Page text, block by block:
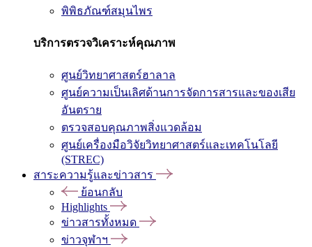
พิพิธภัณฑ์สมุนไพร
บริการตรวจวิเคราะห์คุณภาพ
ศูนย์วิทยาศาสตร์ฮาลาล
ศูนย์ความเป็นเลิศด้านการจัดการสารและของเสีย
อันตราย
ตรวจสอบคุณภาพสิ่งแวดล้อม
ศูนย์เครื่องมือวิจัยวิทยาศาสตร์และเทคโนโลยี
(STREC)
สาระความรู้และข่าวสาร
ย้อนกลับ
Highlights
ข่าวสารทั้งหมด
ข่าวจุฬาฯ